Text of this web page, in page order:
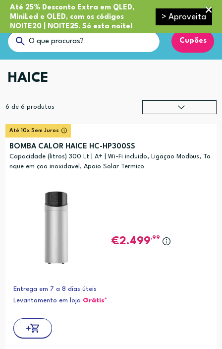
Até 25% Desconto Extra em QLED,
MiniLed e OLED, com os códigos
NOITE20 | NOITE25. Só esta noite!
> Aproveita
Cupões
HAICE
6 de 6 produtos
Preço (mais baixo)
Até 10x Sem Juros
BOMBA CALOR HAICE HC-HP300SS
Capacidade (litros) 300 Lt | A+ | Wi-Fi incluido, Ligaçao Modbus, Ta
nque em çoo inoxidavel, Apoio Solar Termico
2.499,99
Entrega em 7 a 8 dias úteis
Levantamento em loja Grátis*